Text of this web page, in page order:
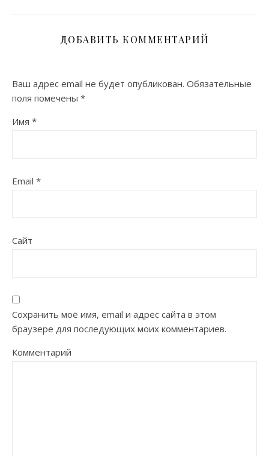
ДОБАВИТЬ КОММЕНТАРИЙ
Ваш адрес email не будет опубликован. Обязательные
поля помечены *
Имя *
Email *
Сайт
Сохранить моё имя, email и адрес сайта в этом
браузере для последующих моих комментариев.
Комментарий